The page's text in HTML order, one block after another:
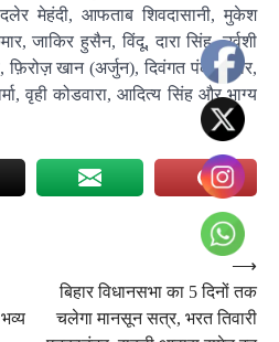
मेहंदी, आफताब शिवदासानी, मुकेश
जाकिर हुसैन, विंदू, दारा सिंह, उर्वशी
फ़िरोज़ खान (अर्जुन), दिवंगत पंकज धीर,
वृही कोडवारा, आदित्य सिंह और भाग्य
बिहार विधानसभा का 5 दिनों तक
चलेगा मानसून सत्र, भरत तिवारी
⟶